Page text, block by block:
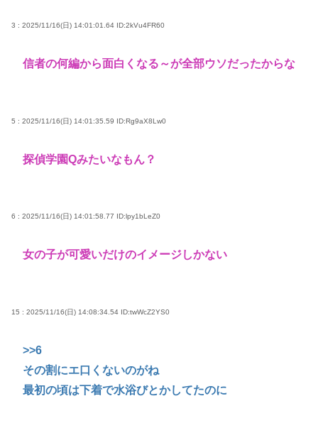
3 : 2025/11/16(日) 14:01:01.64 ID:2kVu4FR60
信者の何編から面白くなる～が全部ウソだったからな
5 : 2025/11/16(日) 14:01:35.59 ID:Rg9aX8Lw0
探偵学園Qみたいなもん？
6 : 2025/11/16(日) 14:01:58.77 ID:lpy1bLeZ0
女の子が可愛いだけのイメージしかない
15 : 2025/11/16(日) 14:08:34.54 ID:twWcZ2YS0
>>6
その割にエ口くないのがね
最初の頃は下着で水浴びとかしてたのに